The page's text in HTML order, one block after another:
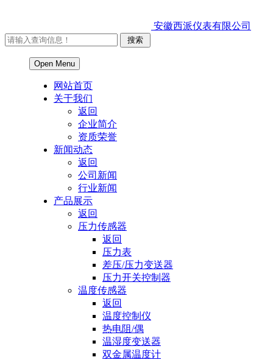
安徽西派仪表有限公司
Open Menu
网站首页
关于我们
返回
企业简介
资质荣誉
新闻动态
返回
公司新闻
行业新闻
产品展示
返回
压力传感器
返回
压力表
差压/压力变送器
压力开关控制器
温度传感器
返回
温度控制仪
热电阻/偶
温湿度变送器
双金属温度计